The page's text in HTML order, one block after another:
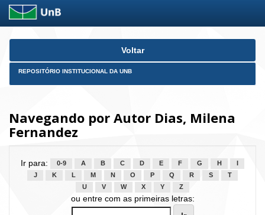
Skip
Voltar
REPOSITÓRIO INSTITUCIONAL DA UNB
Navegando por Autor Dias, Milena
Fernandez
Ir para: 0-9 A B C D E F G H
J
K L M N O P Q R S
T
U
V W X Y Z
ou entre com as primeiras letras: